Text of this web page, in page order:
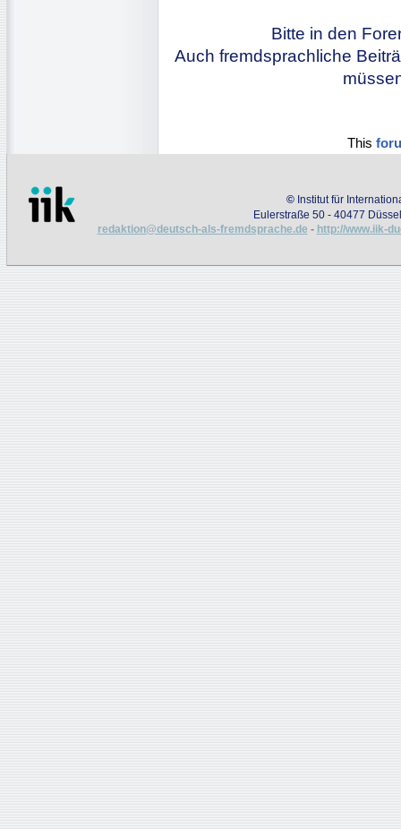
Bitte in den
Auch fremdsprachliche
This
© Institut für
Eulerstraße 50 - 40477
redaktion@deutsch-als-fremdsprache.de - http://www.iik-